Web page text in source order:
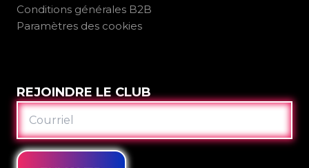
Conditions générales B2B
Paramètres des cookies
REJOINDRE LE CLUB
COURRIEL